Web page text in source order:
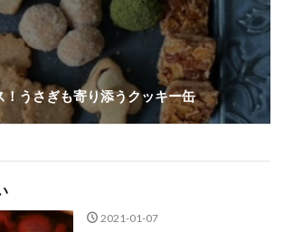
！うさぎも寄り添うクッキー缶
2021-01-07